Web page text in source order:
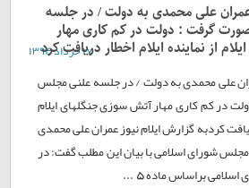
علی محمدی به دولت / در جلسه
گرفت : دولت در کم کاری مهار
از نماینده ایلام اخطار دریافت کرد
۱۷ خرداد ۱۳۹۴
علی محمدی به دولت / در جلسه علنی مجلس
در کم کاری مهار آتش سوزی جنگلهای ایلام
کردبه گزارش ایلام نیوز عمران علی محمدی
شورای اسلامی با بیان این مطلب گفت: در
براساس ماده 5 ...